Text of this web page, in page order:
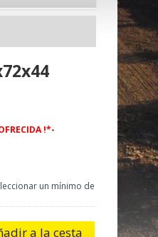
!*-
un mínimo de
a la cesta